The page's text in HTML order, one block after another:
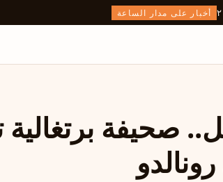
أخبار على مدار الساعة
صحيفة